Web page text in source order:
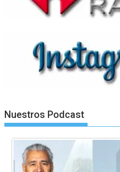
Nuestros Podcast